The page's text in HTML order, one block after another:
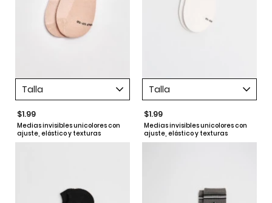
Talla
$1.99
Medias invisibles unicolores con
ajuste, elástico y texturas
Talla
$1.99
Medias invisibles unicolores con
ajuste, elástico y texturas